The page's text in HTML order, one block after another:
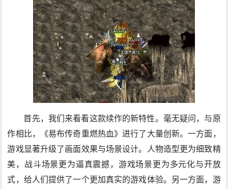
首先，我们来看看这款续作的新特性。毫无疑问，与原
作相比，《易布传奇重燃热血》进行了大量创新。一方面，
游戏显著升级了画面效果与场景设计。人物造型更为细致精
美，战斗场景更为逼真震撼，游戏场景更为多元化与开放
式，给人们提供了一个更加真实的游戏体验。另一方面，游